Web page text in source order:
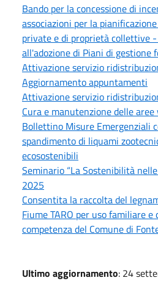
Bando per la concessione di
associazioni per la
private e di proprietà collettive
all'adozione di Piani di gestione
Attivazione servizio
Aggiornamento appuntamenti
Attivazione servizio
Cura e manutenzione delle
Bollettino Misure Emergenziali
spandimento di liquami
ecosostenibili
Seminario “La Sostenibilità
2025
Consentita la raccolta del
Fiume TARO per uso familiare
competenza del Comune di
Ultimo aggiornamento: 24